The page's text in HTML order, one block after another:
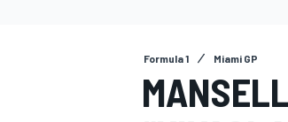
Formula 1 Miami GP